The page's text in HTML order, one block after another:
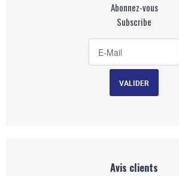
Abonnez-vous
Subscribe
Avis clients